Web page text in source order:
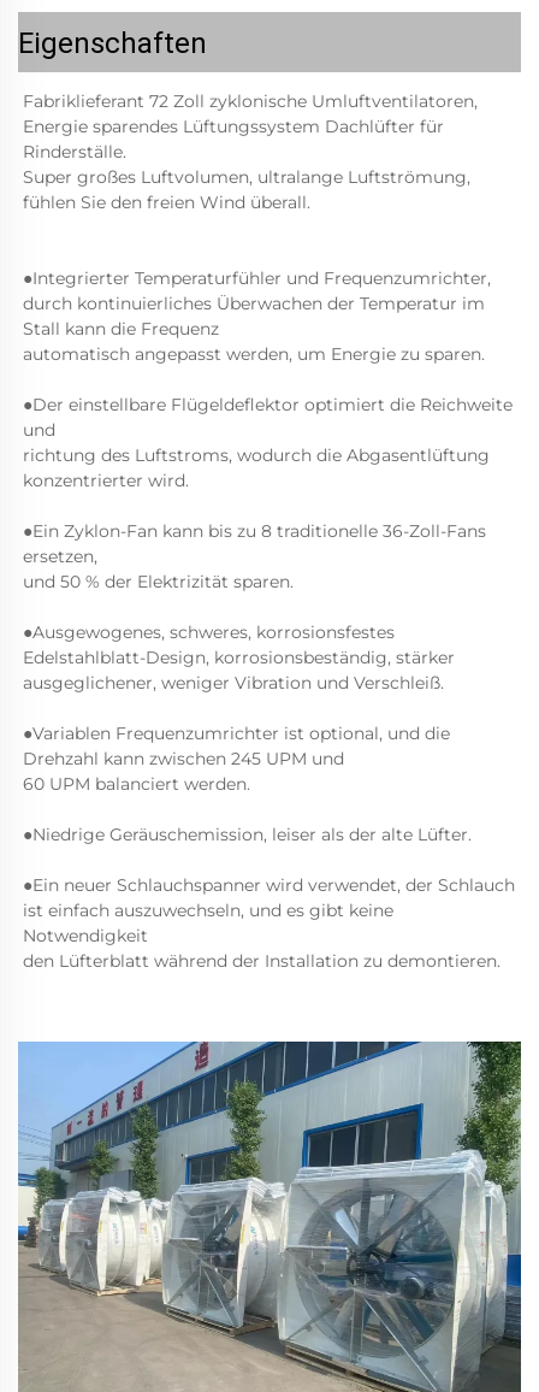
Eigenschaften
Fabriklieferant 72 Zoll zyklonische Umluftventilatoren,
Energie sparendes Lüftungssystem Dachlüfter für
Rinderställe.
Super großes Luftvolumen, ultralange Luftströmung,
fühlen Sie den freien Wind überall.
●Integrierter Temperaturfühler und Frequenzumrichter,
durch kontinuierliches Überwachen der Temperatur im
Stall kann die Frequenz
automatisch angepasst werden, um Energie zu sparen.
●Der einstellbare Flügeldeflektor optimiert die Reichweite
und
richtung des Luftstroms, wodurch die Abgasentlüftung
konzentrierter wird.
●Ein Zyklon-Fan kann bis zu 8 traditionelle 36-Zoll-Fans
ersetzen,
und 50 % der Elektrizität sparen.
●Ausgewogenes, schweres, korrosionsfestes
Edelstahlblatt-Design, korrosionsbeständig, stärker
ausgeglichener, weniger Vibration und Verschleiß.
●Variablen Frequenzumrichter ist optional, und die
Drehzahl kann zwischen 245 UPM und
60 UPM balanciert werden.
●Niedrige Geräuschemission, leiser als der alte Lüfter.
●Ein neuer Schlauchspanner wird verwendet, der Schlauch
ist einfach auszuwechseln, und es gibt keine
Notwendigkeit
den Lüfterblatt während der Installation zu demontieren.